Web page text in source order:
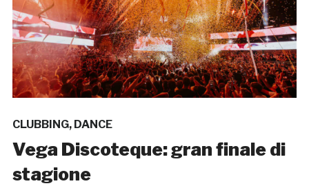
CLUBBING, DANCE
Vega Discoteque: gran finale di
stagione